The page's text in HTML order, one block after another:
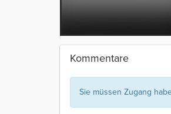
Kommentare
Sie müssen Zugang